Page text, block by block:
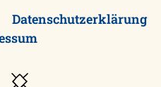
Datenschutzerklärung
Instagram